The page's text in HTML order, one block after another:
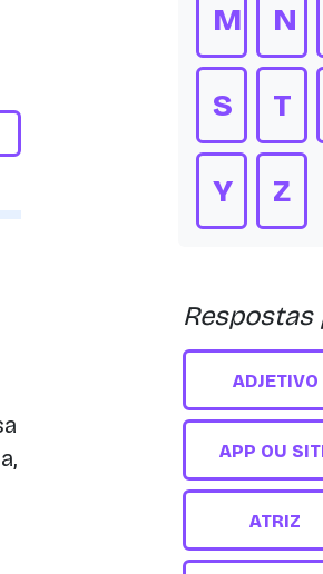
M N
S T
Y Z
Respostas
ADJETIVO
APP OU
ATRIZ